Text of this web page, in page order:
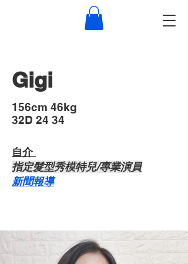
Gigi
​156cm 46kg
32D 24 34
自介 ​
​指定髮型秀模特兒/專業演員
​新聞報導